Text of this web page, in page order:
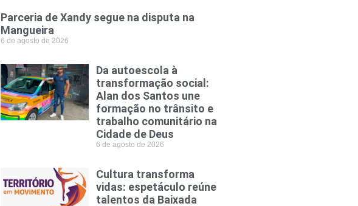
Parceria de Xandy segue na disputa na
Mangueira
6 de agosto de 2026
Da autoescola à
transformação social:
Alan dos Santos une
formação no trânsito e
trabalho comunitário na
Cidade de Deus
6 de agosto de 2026
Cultura transforma
vidas: espetáculo reúne
talentos da Baixada